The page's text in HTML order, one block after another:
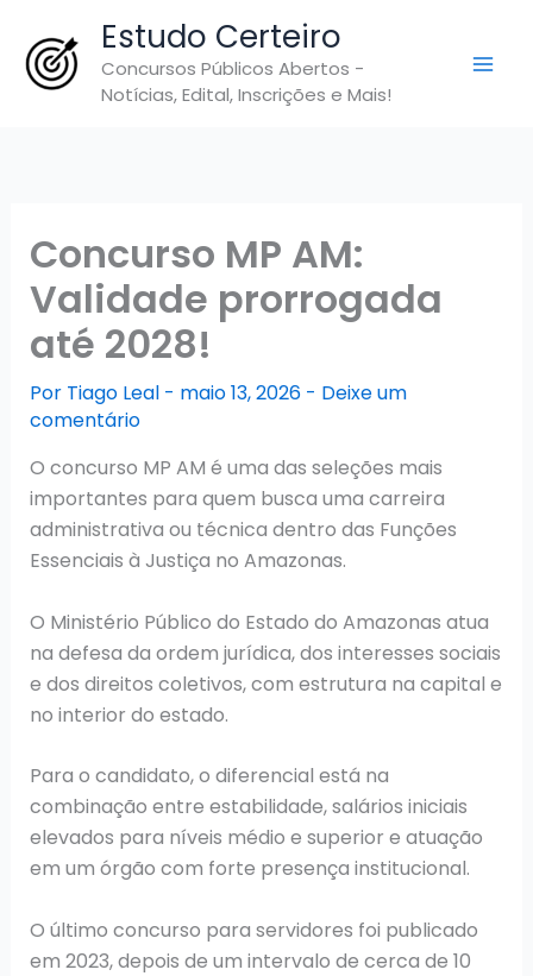
para
Estudo Certeiro
Concursos Públicos Abertos -
Notícias, Edital, Inscrições e Mais!
Concurso MP AM:
Validade prorrogada
até 2028!
Por Tiago Leal - maio 13, 2026 - Deixe um
comentário
O concurso MP AM é uma das seleções mais
importantes para quem busca uma carreira
administrativa ou técnica dentro das Funções
Essenciais à Justiça no Amazonas.
O Ministério Público do Estado do Amazonas atua
na defesa da ordem jurídica, dos interesses sociais
e dos direitos coletivos, com estrutura na capital e
no interior do estado.
Para o candidato, o diferencial está na
combinação entre estabilidade, salários iniciais
elevados para níveis médio e superior e atuação
em um órgão com forte presença institucional.
O último concurso para servidores foi publicado
em 2023, depois de um intervalo de cerca de 10